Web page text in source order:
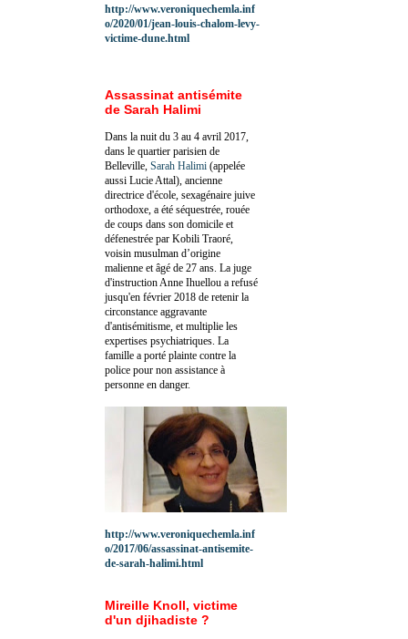
http://www.veroniquechemla.inf
o/2020/01/jean-louis-chalom-levy-
victime-dune.html
Assassinat antisémite
de Sarah Halimi
Dans la nuit du 3 au 4 avril 2017,
dans le quartier parisien de
Belleville, Sarah Halimi (appelée
aussi Lucie Attal), ancienne
directrice d'école, sexagénaire juive
orthodoxe, a été séquestrée, rouée
de coups dans son domicile et
défenestrée par Kobili Traoré,
voisin musulman d’origine
malienne et âgé de 27 ans. La juge
d'instruction Anne Ihuellou a refusé
jusqu'en février 2018 de retenir la
circonstance aggravante
d'antisémitisme, et multiplie les
expertises psychiatriques. La
famille a porté plainte contre la
police pour non assistance à
personne en danger.
http://www.veroniquechemla.inf
o/2017/06/assassinat-antisemite-
de-sarah-halimi.html
Mireille Knoll, victime
d'un djihadiste ?